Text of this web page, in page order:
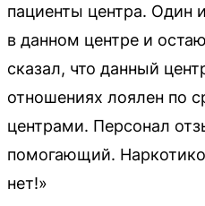
пациенты центра. Один
в данном центре и
сказал, что данный
отношениях лоялен по
центрами. Персонал
помогающий.
нет!»